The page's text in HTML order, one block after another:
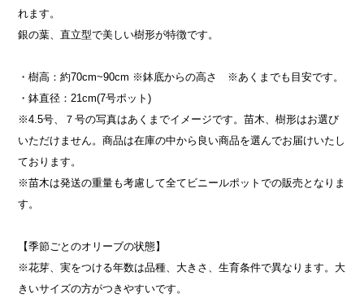
れます。
銀の葉、直立型で美しい樹形が特徴です。
・樹高：約70cm~90cm ※鉢底からの高さ ※あくまでも目安です。
・鉢直径：21cm(7号ポット)
※4.5号、７号の写真はあくまでイメージです。苗木、樹形はお選び
いただけません。商品は在庫の中から良い商品を選んでお届けいたし
ております。
※苗木は発送の重量も考慮して全てビニールポットでの販売となりま
す。
【季節ごとのオリーブの状態】
※花芽、実をつける年数は品種、大きさ、生育条件で異なります。大
きいサイズの方がつきやすいです。